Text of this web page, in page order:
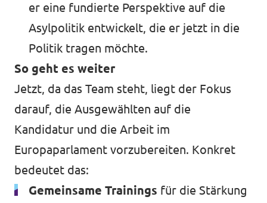
er eine fundierte Perspektive auf die
Asylpolitik entwickelt, die er jetzt in die
Politik tragen möchte.
So geht es weiter
Jetzt, da das Team steht, liegt der Fokus
darauf, die Ausgewählten auf die
Kandidatur und die Arbeit im
Europaparlament vorzubereiten. Konkret
bedeutet das:
Gemeinsame Trainings für die Stärkung